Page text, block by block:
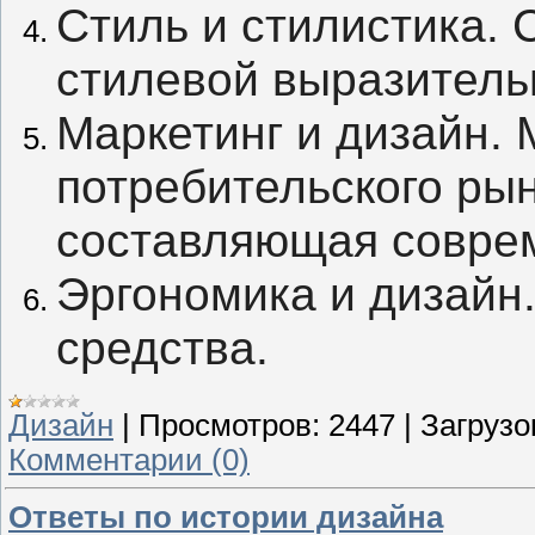
Стиль и стилистика.
стилевой
Маркетинг и дизайн.
потребительского
составляющая
Эргономика и
средства.
Дизайн Просмотров: 2447
Комментарии (0)
Ответы по истории дизайна